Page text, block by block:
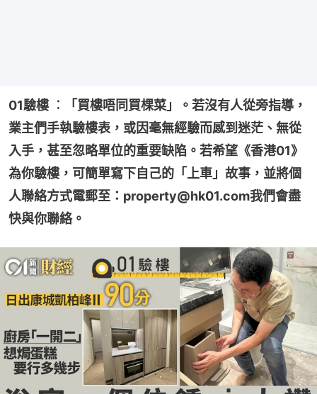
01驗樓 ︰「買樓唔同買棵菜」。若沒有人從旁指導，
業主們手執驗樓表，或因毫無經驗而感到迷茫、無從
入手，甚至忽略單位的重要缺陷。若希望《香港01》
為你驗樓，可簡單寫下自己的「上車」故事，並將個
人聯絡方式電郵至：property@hk01.com我們會盡
快與你聯絡。